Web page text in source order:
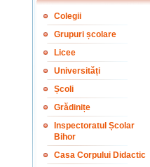
Colegii
Grupuri școlare
Licee
Universități
Școli
Grădinițe
Inspectoratul Școlar
Bihor
Casa Corpului Didactic